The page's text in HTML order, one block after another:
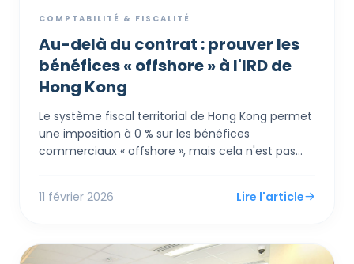
COMPTABILITÉ & FISCALITÉ
Au-delà du contrat : prouver les
bénéfices « offshore » à l'IRD de
Hong Kong
Le système fiscal territorial de Hong Kong permet
une imposition à 0 % sur les bénéfices
commerciaux « offshore », mais cela n'est pas
examinant non seulement où les contrats sont
présente la documentation essentielle sur 7 ans
11 février 2026 Lire l'article